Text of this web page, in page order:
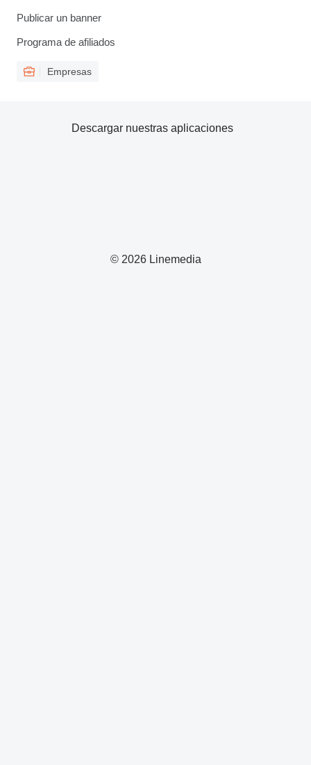
Publicar un banner
Programa de afiliados
Empresas
© 2026 Linemedia
Descargar nuestras aplicaciones